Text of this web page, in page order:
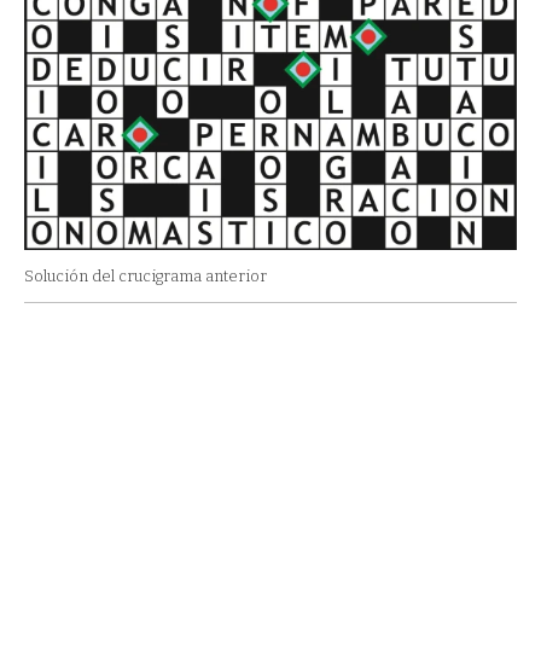
Solución del crucigrama anterior